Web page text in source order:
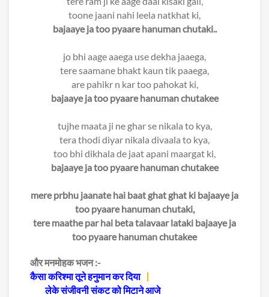
toone jaani nahi leela natkhat ki,
bajaaye ja too pyaare hanuman chutaki..
jo bhi aage aaega use dekha jaaega,
tere saamane bhakt kaun tik paaega,
are pahikr n kar too pahokat ki,
bajaaye ja too pyaare hanuman chutakee
tujhe maata ji ne ghar se nikala to kya,
tera thodi diyar nikala divaala to kya,
too bhi dikhala de jaat apani maargat ki,
bajaaye ja too pyaare hanuman chutakee
mere prbhu jaanate hai baat ghat ghat ki bajaaye ja
too pyaare hanuman chutaki,
tere maathe par hai beta talavaar lataki bajaaye ja
too pyaare hanuman chutakee
और मनमोहक भजन :-
कैसा करिश्मा तूने हनुमान कर दिया
लेके संजीवनी संकट को मिटाने आजे